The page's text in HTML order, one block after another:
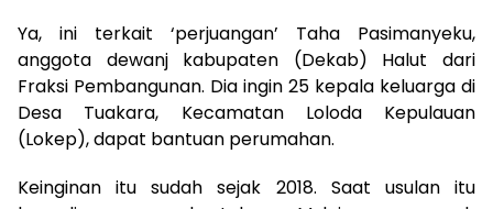
Ya, ini terkait ‘perjuangan’ Taha Pasimanyeku,
anggota dewanj kabupaten (Dekab) Halut dari
Fraksi Pembangunan. Dia ingin 25 kepala keluarga di
Desa Tuakara, Kecamatan Loloda Kepulauan
(Lokep), dapat bantuan perumahan.
Keinginan itu sudah sejak 2018. Saat usulan itu